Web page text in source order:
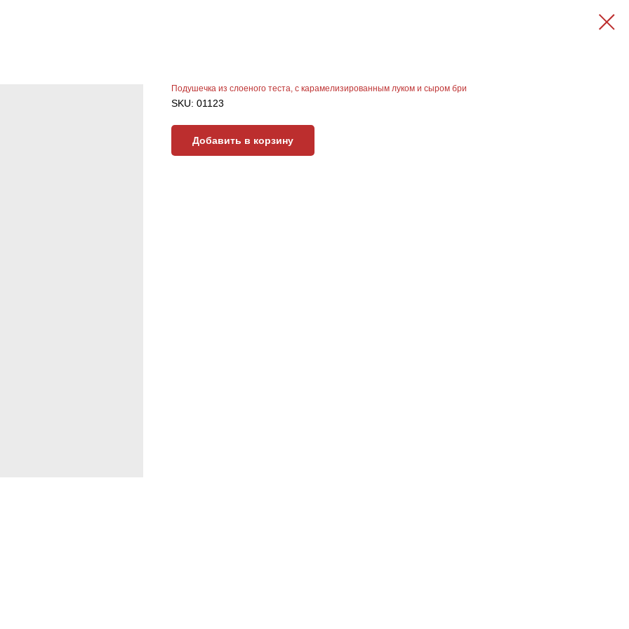
Подушечка из слоеного теста, с карамелизированным луком и сыром бри
SKU: 01123
Добавить в корзину